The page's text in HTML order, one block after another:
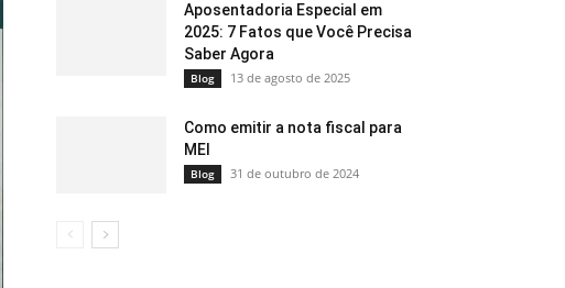
Aposentadoria Especial em
2025: 7 Fatos que Você Precisa
Saber Agora
Blog 13 de agosto de 2025
Como emitir a nota fiscal para
MEI
Blog 31 de outubro de 2024